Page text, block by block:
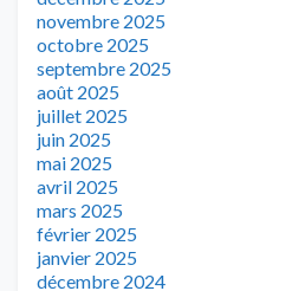
novembre 2025
octobre 2025
septembre 2025
août 2025
juillet 2025
juin 2025
mai 2025
avril 2025
mars 2025
février 2025
janvier 2025
décembre 2024